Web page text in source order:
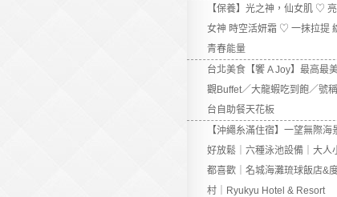
【保養】光之神，仙女肌 ♡
女神 時空活妍霜 ♡ 一抹拉提
青春能量
台北美食【饗 A Joy】最高最
觀Buffet／大龍蝦吃到飽／號
台自助餐天花板
【沖繩糸滿住宿】一望無際海
好放鬆｜六種泳池設備｜大人
都喜歡｜名城海灘琉球飯店&
村｜Ryukyu Hotel & Resort